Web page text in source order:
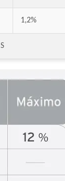
Piel Sensible
Gato Adulto
1,2%